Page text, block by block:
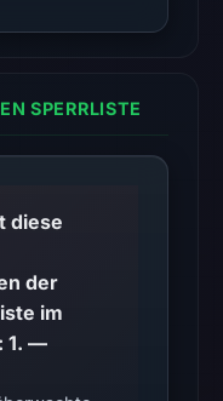
SPERRLISTE
diese
der
im
überwachten Satz: 1. —